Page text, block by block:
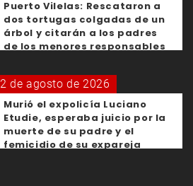
Puerto Vilelas: Rescataron a
dos tortugas colgadas de un
árbol y citarán a los padres
de los menores responsables
2 de agosto de 2026
Murió el expolicía Luciano
Etudie, esperaba juicio por la
muerte de su padre y el
femicidio de su expareja